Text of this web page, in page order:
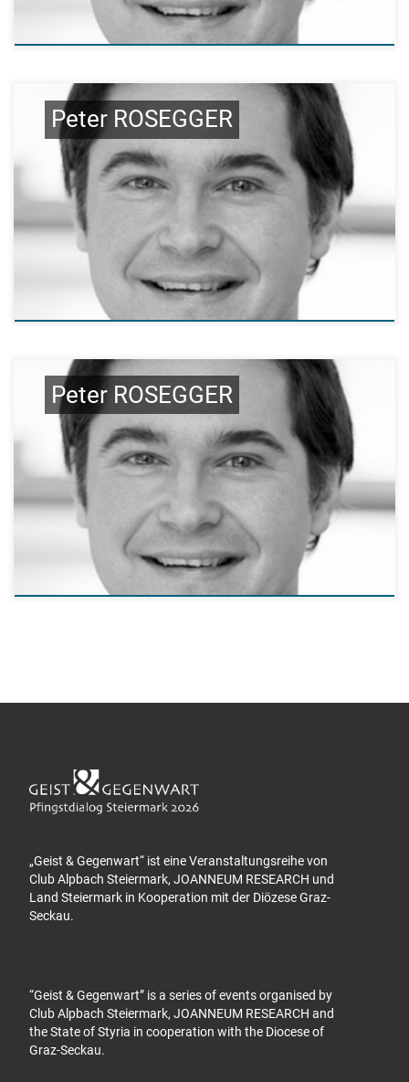
Peter ROSEGGER
Peter ROSEGGER
„Geist & Gegenwart“ ist eine Veranstaltungsreihe von
Club Alpbach Steiermark, JOANNEUM RESEARCH und
Land Steiermark in Kooperation mit der Diözese Graz-
Seckau.
“Geist & Gegenwart” is a series of events organised by
Club Alpbach Steiermark, JOANNEUM RESEARCH and
the State of Styria in cooperation with the Diocese of
Graz-Seckau.